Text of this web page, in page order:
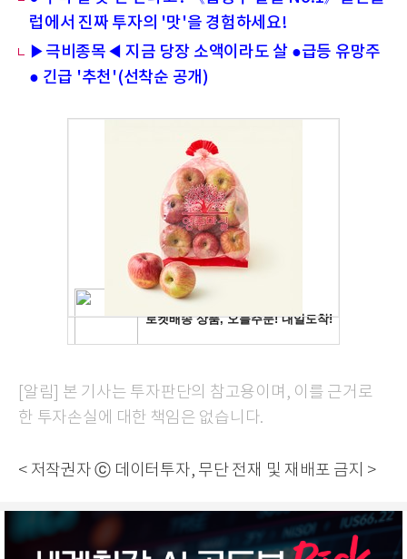
럽에서 진짜 투자의 '맛'을 경험하세요!
▶극비종목◀ 지금 당장 소액이라도 살 ●급등 유망주
● 긴급 '추천'(선착순 공개)
[알림] 본 기사는 투자판단의 참고용이며, 이를 근거로
한 투자손실에 대한 책임은 없습니다.
< 저작권자 ⓒ 데이터투자, 무단 전재 및 재배포 금지 >